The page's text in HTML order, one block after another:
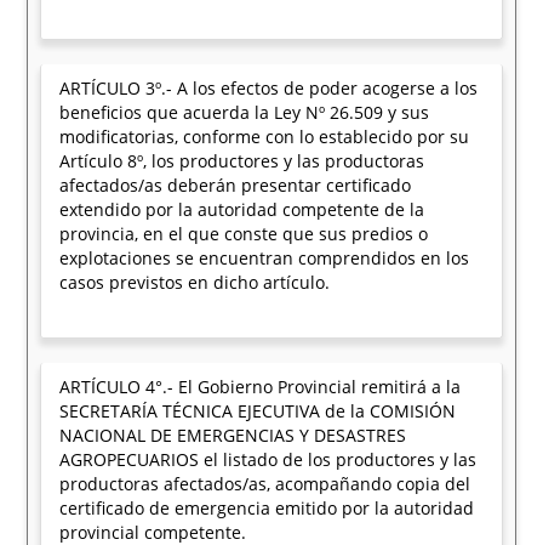
ARTÍCULO 3º.- A los efectos de poder acogerse a los
beneficios que acuerda la Ley Nº 26.509 y sus
modificatorias, conforme con lo establecido por su
Artículo 8º, los productores y las productoras
afectados/as deberán presentar certificado
extendido por la autoridad competente de la
provincia, en el que conste que sus predios o
explotaciones se encuentran comprendidos en los
casos previstos en dicho artículo.
ARTÍCULO 4°.- El Gobierno Provincial remitirá a la
SECRETARÍA TÉCNICA EJECUTIVA de la COMISIÓN
NACIONAL DE EMERGENCIAS Y DESASTRES
AGROPECUARIOS el listado de los productores y las
productoras afectados/as, acompañando copia del
certificado de emergencia emitido por la autoridad
provincial competente.